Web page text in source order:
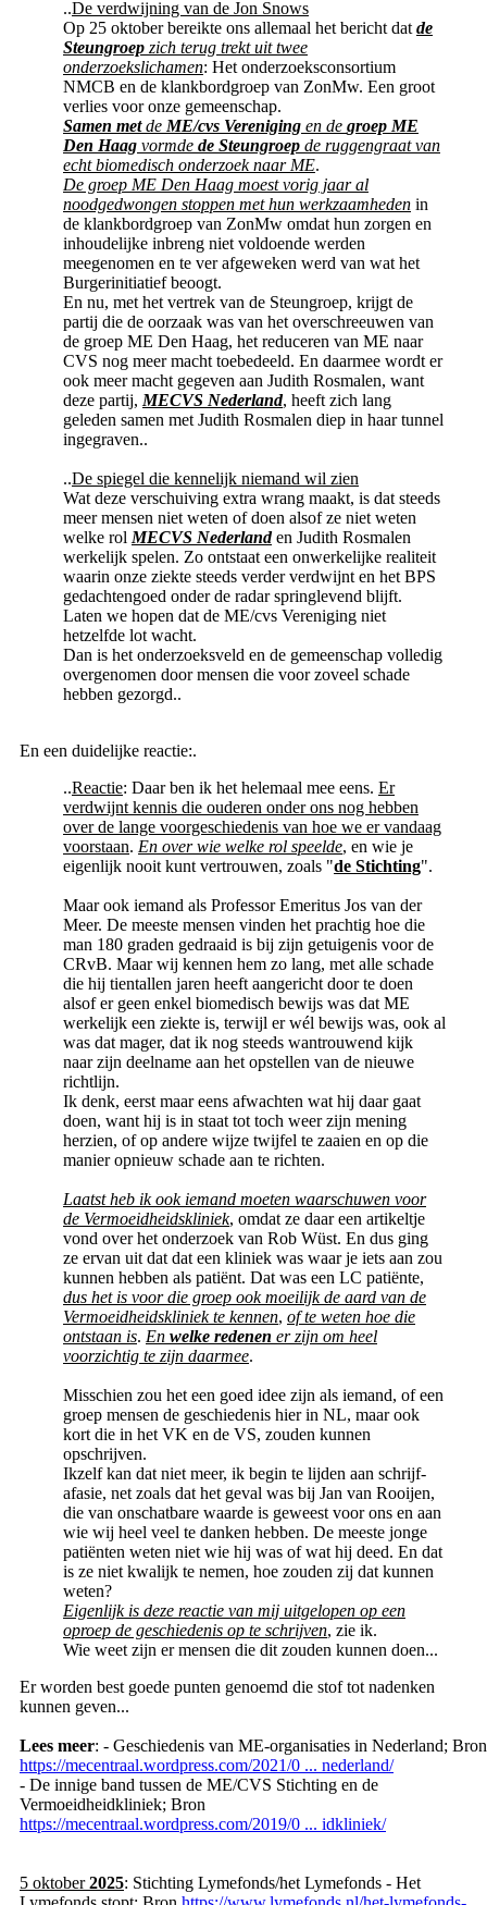
..De verdwijning van de Jon Snows
Op 25 oktober bereikte ons allemaal het bericht dat de
Steungroep zich terug trekt uit twee
onderzoekslichamen: Het onderzoeksconsortium
NMCB en de klankbordgroep van ZonMw. Een groot
verlies voor onze gemeenschap.
Samen metde ME/cvs Vereniging en de groep ME
Den Haag vormde de Steungroep de ruggengraat van
echt biomedisch onderzoek naar ME.
De groep ME Den Haag moest vorig jaar al
noodgedwongen stoppen met hun werkzaamheden in
de klankbordgroep van ZonMw omdat hun zorgen en
inhoudelijke inbreng niet voldoende werden
meegenomen en te ver afgeweken werd van wat het
Burgerinitiatief beoogt.
En nu, met het vertrek van de Steungroep, krijgt de
partij die de oorzaak was van het overschreeuwen van
de groep ME Den Haag, het reduceren van ME naar
CVS nog meer macht toebedeeld. En daarmee wordt er
ook meer macht gegeven aan Judith Rosmalen, want
deze partij, MECVS Nederland, heeft zich lang
geleden samen met Judith Rosmalen diep in haar tunnel
ingegraven..
..De spiegel die kennelijk niemand wil zien
Wat deze verschuiving extra wrang maakt, is dat steeds
meer mensen niet weten of doen alsof ze niet weten
welke rol MECVS Nederlanden Judith Rosmalen
werkelijk spelen. Zo ontstaat een onwerkelijke realiteit
waarin onze ziekte steeds verder verdwijnt en het BPS
gedachtengoed onder de radar springlevend blijft.
Laten we hopen dat de ME/cvs Vereniging niet
hetzelfde lot wacht.
Dan is het onderzoeksveld en de gemeenschap volledig
overgenomen door mensen die voor zoveel schade
hebben gezorgd..
En een duidelijke reactie:.
..Reactie: Daar ben ik het helemaal mee eens. Er
verdwijnt kennis die ouderen onder ons nog hebben
over de lange voorgeschiedenis van hoe we er vandaag
voorstaan. En over wie welke rol speelde, en wie je
eigenlijk nooit kunt vertrouwen, zoals "de Stichting".
Maar ook iemand als Professor Emeritus Jos van der
Meer. De meeste mensen vinden het prachtig hoe die
man 180 graden gedraaid is bij zijn getuigenis voor de
CRvB. Maar wij kennen hem zo lang, met alle schade
die hij tientallen jaren heeft aangericht door te doen
alsof er geen enkel biomedisch bewijs was dat ME
werkelijk een ziekte is, terwijl er wél bewijs was, ook al
was dat mager, dat ik nog steeds wantrouwend kijk
naar zijn deelname aan het opstellen van de nieuwe
richtlijn.
Ik denk, eerst maar eens afwachten wat hij daar gaat
doen, want hij is in staat tot toch weer zijn mening
herzien, of op andere wijze twijfel te zaaien en op die
manier opnieuw schade aan te richten.
Laatst heb ik ook iemand moeten waarschuwen voor
de Vermoeidheidskliniek, omdat ze daar een artikeltje
vond over het onderzoek van Rob Wüst. En dus ging
ze ervan uit dat dat een kliniek was waar je iets aan zou
kunnen hebben als patiënt. Dat was een LC patiënte,
dus het is voor die groep ook moeilijk de aard van de
Vermoeidheidskliniek te kennen, of te weten hoe die
ontstaan is. En welke redenen er zijn om heel
voorzichtig te zijn daarmee.
Misschien zou het een goed idee zijn als iemand, of een
groep mensen de geschiedenis hier in NL, maar ook
kort die in het VK en de VS, zouden kunnen
opschrijven.
Ikzelf kan dat niet meer, ik begin te lijden aan schrijf-
afasie, net zoals dat het geval was bij Jan van Rooijen,
die van onschatbare waarde is geweest voor ons en aan
wie wij heel veel te danken hebben. De meeste jonge
patiënten weten niet wie hij was of wat hij deed. En dat
is ze niet kwalijk te nemen, hoe zouden zij dat kunnen
weten?
Eigenlijk is deze reactie van mij uitgelopen op een
oproep de geschiedenis op te schrijven, zie ik.
Wie weet zijn er mensen die dit zouden kunnen doen...
Er worden best goede punten genoemd die stof tot nadenken
kunnen geven...
Lees meer: - Geschiedenis van ME-organisaties in Nederland; Bron
https://mecentraal.wordpress.com/2021/0 ... nederland/
- De innige band tussen de ME/CVS Stichting en de
Vermoeidheidkliniek; Bron
https://mecentraal.wordpress.com/2019/0 ... idkliniek/
5 oktober2025: Stichting Lymefonds/het Lymefonds - Het